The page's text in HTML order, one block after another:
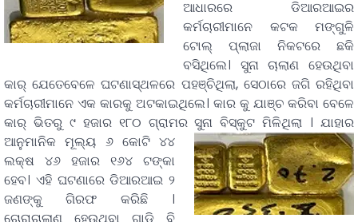
ଆଧାରରେ ଡିଆରଆଇର
କର୍ମଚାରୀମାନେ କଟକ ମଙ୍ଗୁଳି
ଟୋଲ୍ ପ୍ଲାଜା ନିକଟରେ ଛକି
ବସିଥିଲେ। ସୁନା ଚାଲାଣ ହେଉଥିବା
କାର୍ ଯେତେବେଳେ ଘଟଣାସ୍ଥଳରେ ପହଞ୍ଚିଥିଲା, ସେଠାରେ ଜଗି ରହିଥିବା
କର୍ମଚାରୀମାନେ ଏକ କାରକୁ ଅଟକାଇଥିଲେ। କାର କୁ ଯାଞ୍ଚ କରିବା ବେଳେ
କାର୍ ଭିତରୁ ୯ ହଜାର ୧୮୦ ଗ୍ରାମର ସୁନା ବିସ୍କୁଟ ମିଳିଥିଲା । ଯାହାର
ଆନୁମାନିକ ମୂଲ୍ୟ ୬ କୋଟି ୪୪
ଲକ୍ଷ ୪୬ ହଜାର ୧୬୪ ଟଙ୍କା
ହେବ। ଏହି ଘଟଣାରେ ଡିଆରଆଇ ୨
ଜଣଙ୍କୁ ଗିରଫ କରିଛି ।